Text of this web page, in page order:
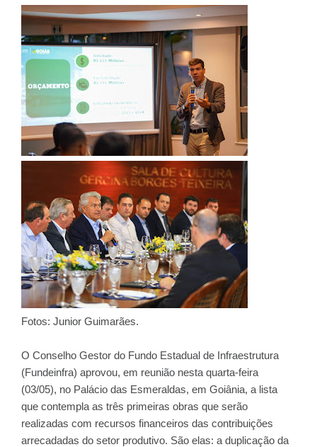
Fotos: Junior Guimarães.
O Conselho Gestor do Fundo Estadual de Infraestrutura
(Fundeinfra) aprovou, em reunião nesta quarta-feira
(03/05), no Palácio das Esmeraldas, em Goiânia, a lista
que contempla as três primeiras obras que serão
realizadas com recursos financeiros das contribuições
arrecadadas do setor produtivo. São elas: a duplicação da